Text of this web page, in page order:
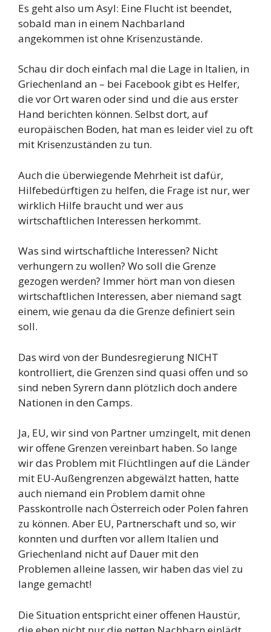
Es geht also um Asyl: Eine Flucht ist beendet,
sobald man in einem Nachbarland
angekommen ist ohne Krisenzustände.
Schau dir doch einfach mal die Lage in Italien, in
Griechenland an – bei Facebook gibt es Helfer,
die vor Ort waren oder sind und die aus erster
Hand berichten können. Selbst dort, auf
europäischen Boden, hat man es leider viel zu oft
mit Krisenzuständen zu tun.
Auch die überwiegende Mehrheit ist dafür,
Hilfebedürftigen zu helfen, die Frage ist nur, wer
wirklich Hilfe braucht und wer aus
wirtschaftlichen Interessen herkommt.
Was sind wirtschaftliche Interessen? Nicht
verhungern zu wollen? Wo soll die Grenze
gezogen werden? Immer hört man von diesen
wirtschaftlichen Interessen, aber niemand sagt
einem, wie genau da die Grenze definiert sein
soll.
Das wird von der Bundesregierung NICHT
kontrolliert, die Grenzen sind quasi offen und so
sind neben Syrern dann plötzlich doch andere
Nationen in den Camps.
Ja, EU, wir sind von Partner umzingelt, mit denen
wir offene Grenzen vereinbart haben. So lange
wir das Problem mit Flüchtlingen auf die Länder
mit EU-Außengrenzen abgewälzt hatten, hatte
auch niemand ein Problem damit ohne
Passkontrolle nach Österreich oder Polen fahren
zu können. Aber EU, Partnerschaft und so, wir
konnten und durften vor allem Italien und
Griechenland nicht auf Dauer mit den
Problemen alleine lassen, wir haben das viel zu
lange gemacht!
Die Situation entspricht einer offenen Haustür,